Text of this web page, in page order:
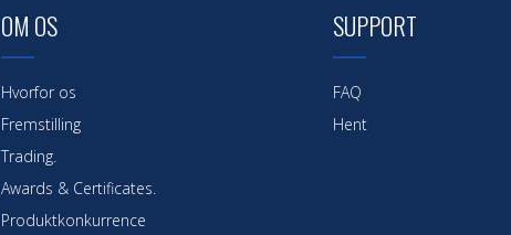
OM OS
Hvorfor os
Fremstilling
Trading.
Awards & Certificates.
Produktkonkurrence
SUPPORT
FAQ
Hent